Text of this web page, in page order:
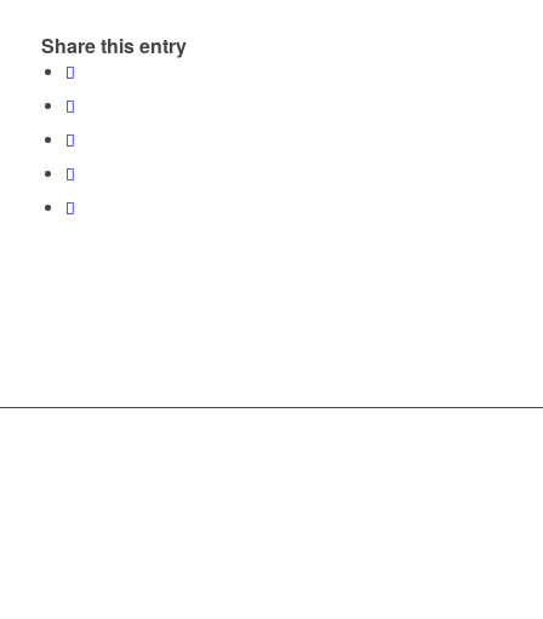
Share this entry